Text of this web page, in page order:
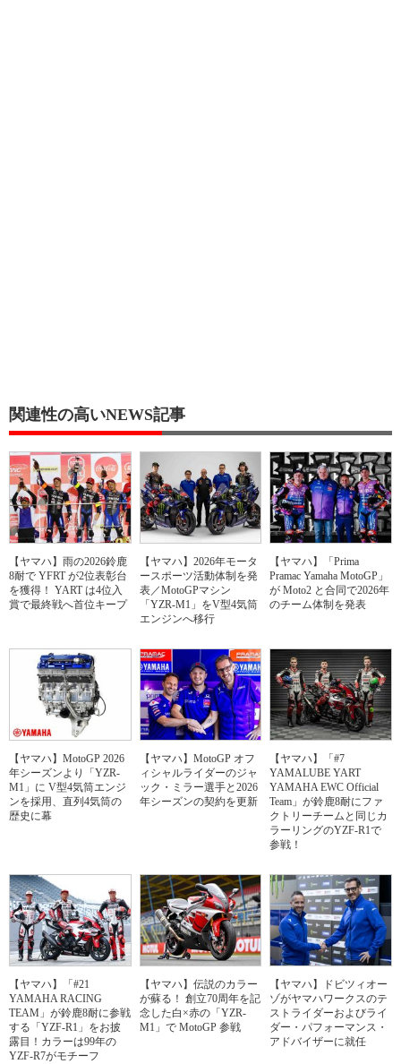
関連性の高いNEWS記事
【ヤマハ】雨の2026鈴鹿
8耐で YFRT が2位表彰台
を獲得！ YART は4位入
賞で最終戦へ首位キープ
【ヤマハ】2026年モータ
ースポーツ活動体制を発
表／MotoGPマシン
「YZR-M1」をV型4気筒
エンジンへ移行
【ヤマハ】「Prima
Pramac Yamaha MotoGP」
が Moto2 と合同で2026年
のチーム体制を発表
【ヤマハ】MotoGP 2026
年シーズンより「YZR-
M1」に V型4気筒エンジ
ンを採用、直列4気筒の
歴史に幕
【ヤマハ】MotoGP オフ
ィシャルライダーのジャ
ック・ミラー選手と2026
年シーズンの契約を更新
【ヤマハ】「#7
YAMALUBE YART
YAMAHA EWC Official
Team」が鈴鹿8耐にファ
クトリーチームと同じカ
ラーリングのYZF-R1で
参戦！
【ヤマハ】「#21
YAMAHA RACING
TEAM」が鈴鹿8耐に参戦
する「YZF-R1」をお披
露目！カラーは99年の
YZF-R7がモチーフ
【ヤマハ】伝説のカラー
が蘇る！ 創立70周年を記
念した白×赤の「YZR-
M1」で MotoGP 参戦
【ヤマハ】ドビツィオー
ゾがヤマハワークスのテ
ストライダーおよびライ
ダー・パフォーマンス・
アドバイザーに就任